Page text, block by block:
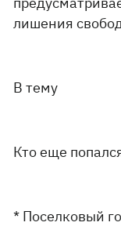
лишения
В тему
Кто еще
* Поселковый